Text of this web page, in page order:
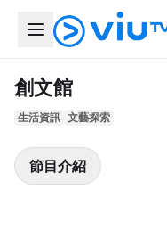
創文館
生活資訊 文藝探索
節目介紹